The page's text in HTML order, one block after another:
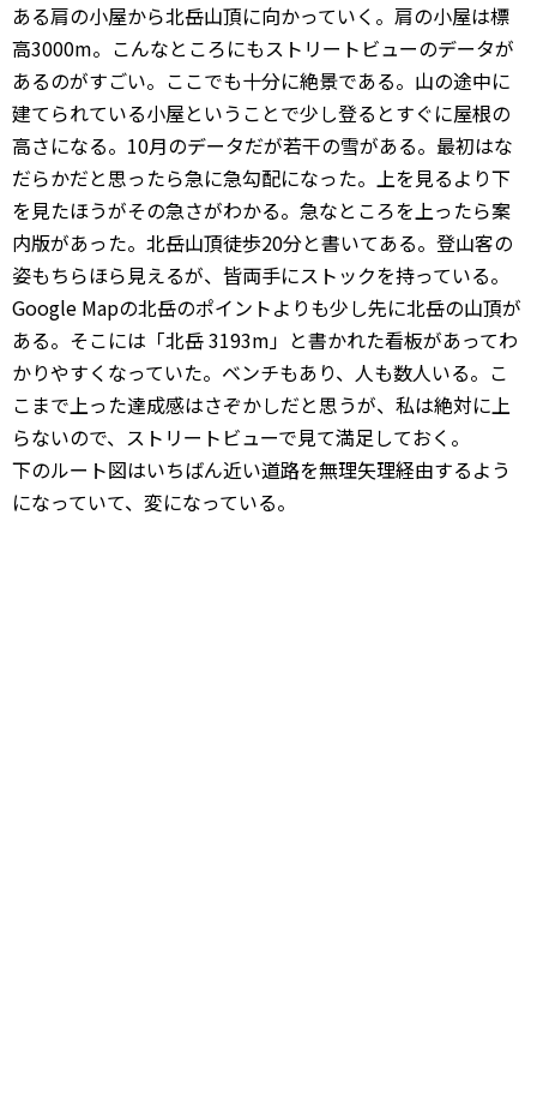
ある肩の小屋から北岳山頂に向かっていく。肩の小屋は標
高3000m。こんなところにもストリートビューのデータが
あるのがすごい。ここでも十分に絶景である。山の途中に
建てられている小屋ということで少し登るとすぐに屋根の
高さになる。10月のデータだが若干の雪がある。最初はな
だらかだと思ったら急に急勾配になった。上を見るより下
を見たほうがその急さがわかる。急なところを上ったら案
内版があった。北岳山頂徒歩20分と書いてある。登山客の
姿もちらほら見えるが、皆両手にストックを持っている。
Google Mapの北岳のポイントよりも少し先に北岳の山頂が
ある。そこには「北岳 3193m」と書かれた看板があってわ
かりやすくなっていた。ベンチもあり、人も数人いる。こ
こまで上った達成感はさぞかしだと思うが、私は絶対に上
らないので、ストリートビューで見て満足しておく。
下のルート図はいちばん近い道路を無理矢理経由するよう
になっていて、変になっている。